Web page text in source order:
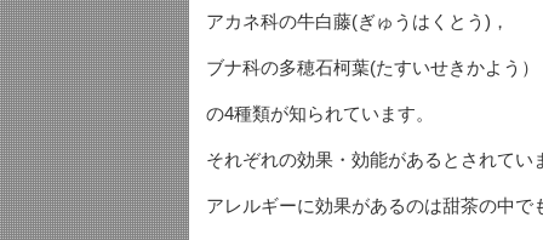
アカネ科の牛白藤(ぎゅうはくとう)，
ブナ科の多穂石柯葉(たすいせきかよう）
の4種類が知られています。
それぞれの効果・効能があるとされてい
アレルギーに効果があるのは甜茶の中で